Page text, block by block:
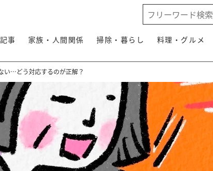
事 家族・人間関係 掃除・暮らし 料理・グルメ
い…どう対応するのが正解？